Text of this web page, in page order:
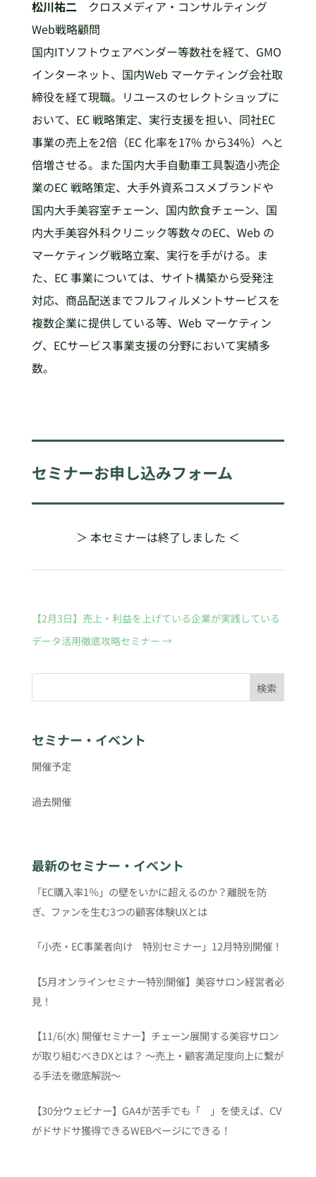
松川祐二クロスメディア・コンサルティング
Web戦略顧問
国内ITソフトウェアベンダー等数社を経て、GMO
インターネット、国内Web マーケティング会社取
締役を経て現職。リユースのセレクトショップに
おいて、EC 戦略策定、実行支援を担い、同社EC
事業の売上を2倍（EC 化率を17% から34%）へと
倍増させる。また国内大手自動車工具製造小売企
業のEC 戦略策定、大手外資系コスメブランドや
国内大手美容室チェーン、国内飲食チェーン、国
内大手美容外科クリニック等数々のEC、Web の
マーケティング戦略立案、実行を手がける。ま
た、EC 事業については、サイト構築から受発注
対応、商品配送までフルフィルメントサービスを
複数企業に提供している等、Web マーケティン
グ、ECサービス事業支援の分野において実績多
数。
セミナーお申し込みフォーム
＞ 本セミナーは終了しました ＜
【2月3日】売上・利益を上げている企業が実践している
データ活用徹底攻略セミナー →
検索
セミナー・イベント
開催予定
過去開催
最新のセミナー・イベント
「EC購入率1％」の壁をいかに超えるのか？離脱を防
ぎ、ファンを生む3つの顧客体験UXとは
「小売・EC事業者向け 特別セミナー」12月特別開催！
【5月オンラインセミナー特別開催】美容サロン経営者必
見！
【11/6(水) 開催セミナー】チェーン展開する美容サロン
が取り組むべきDXとは？ 〜売上・顧客満足度向上に繋が
る手法を徹底解説〜
【30分ウェビナー】GA4が苦手でも「 」を使えば、CV
がドサドサ獲得できるWEBページにできる！